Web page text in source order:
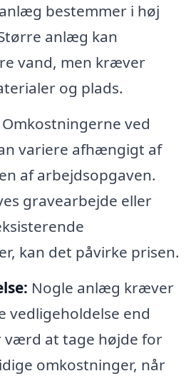
bestemmer i høj
anlæg kan
vand, men kræver
og plads.
Omkostningerne ved
variere afhængigt af
af arbejdsopgaven.
gravearbejde eller
kan det påvirke prisen.
Nogle anlæg kræver
vedligeholdelse end
værd at tage højde for
omkostninger, når